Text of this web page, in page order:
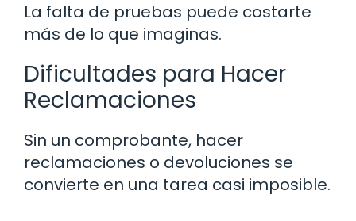
La falta de pruebas puede costarte
más de lo que imaginas.
Dificultades para Hacer
Reclamaciones
Sin un comprobante, hacer
reclamaciones o devoluciones se
convierte en una tarea casi imposible.